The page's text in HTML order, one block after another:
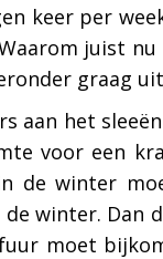
keer per
juist
graag
aan het
voor een
de winter
de winter. Dan
moet